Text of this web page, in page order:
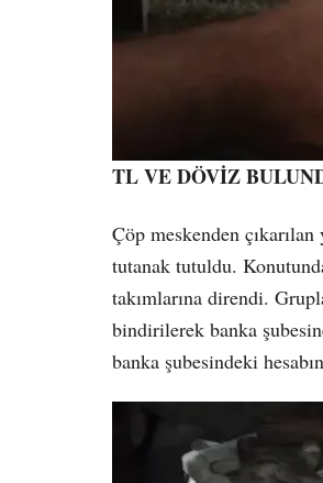
TL VE DÖVİZ
Çöp meskenden
tutanak tutuldu.
takımlarına direndi.
bindirilerek banka
banka şubesindeki